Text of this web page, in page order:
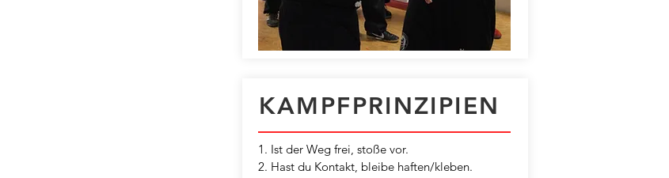
KAMPFPRINZIPIEN
1. Ist der Weg frei, stoße vor.
2. Hast du Kontakt, bleibe haften/kleben.